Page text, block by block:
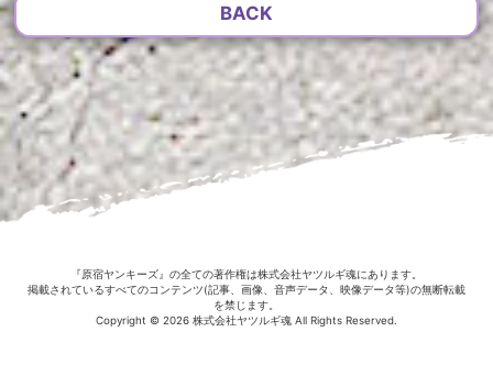
BACK
『原宿ヤンキーズ』の全ての著作権は株式会社ヤツルギ魂にあります。
掲載されているすべてのコンテンツ(記事、画像、音声データ、映像データ等)の無断転載
を禁じます。
Copyright © 2026 株式会社ヤツルギ魂 All Rights Reserved.